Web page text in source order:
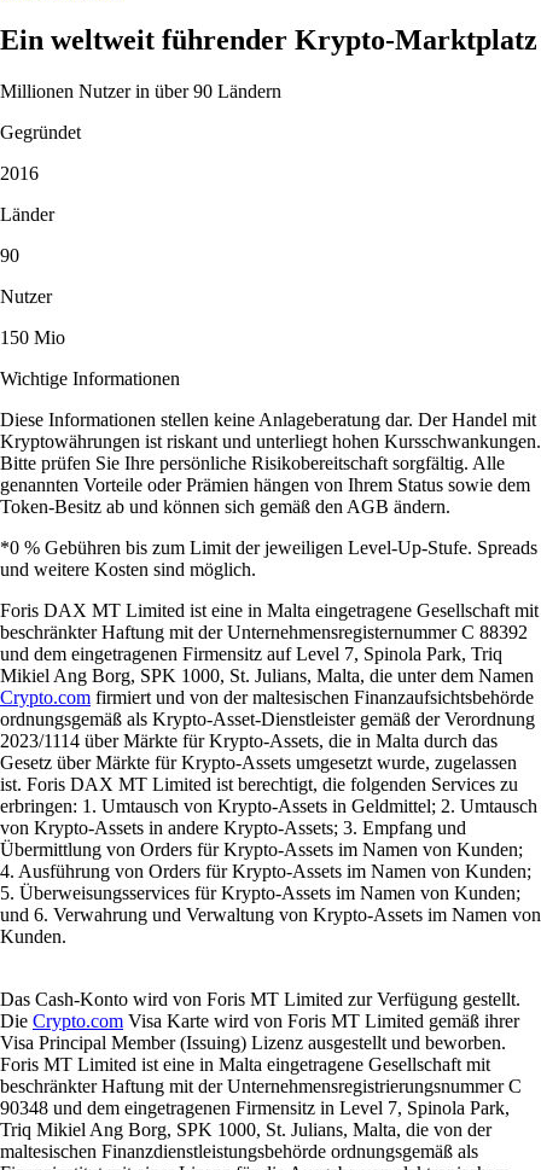
Ein weltweit führender Krypto-Marktplatz
Millionen Nutzer in über 90 Ländern
Gegründet
2016
Länder
90
Nutzer
150 Mio
Wichtige Informationen
Diese Informationen stellen keine Anlageberatung dar. Der Handel mit
Kryptowährungen ist riskant und unterliegt hohen Kursschwankungen.
Bitte prüfen Sie Ihre persönliche Risikobereitschaft sorgfältig. Alle
genannten Vorteile oder Prämien hängen von Ihrem Status sowie dem
Token-Besitz ab und können sich gemäß den AGB ändern.
*0 % Gebühren bis zum Limit der jeweiligen Level-Up-Stufe. Spreads
und weitere Kosten sind möglich.
Foris DAX MT Limited ist eine in Malta eingetragene Gesellschaft mit
beschränkter Haftung mit der Unternehmensregisternummer C 88392
und dem eingetragenen Firmensitz auf Level 7, Spinola Park, Triq
Mikiel Ang Borg, SPK 1000, St. Julians, Malta, die unter dem Namen
Crypto.com firmiert und von der maltesischen Finanzaufsichtsbehörde
ordnungsgemäß als Krypto-Asset-Dienstleister gemäß der Verordnung
2023/1114 über Märkte für Krypto-Assets, die in Malta durch das
Gesetz über Märkte für Krypto-Assets umgesetzt wurde, zugelassen
ist. Foris DAX MT Limited ist berechtigt, die folgenden Services zu
erbringen: 1. Umtausch von Krypto-Assets in Geldmittel; 2. Umtausch
von Krypto-Assets in andere Krypto-Assets; 3. Empfang und
Übermittlung von Orders für Krypto-Assets im Namen von Kunden;
4. Ausführung von Orders für Krypto-Assets im Namen von Kunden;
5. Überweisungsservices für Krypto-Assets im Namen von Kunden;
und 6. Verwahrung und Verwaltung von Krypto-Assets im Namen von
Kunden.
Das Cash-Konto wird von Foris MT Limited zur Verfügung gestellt.
Die Crypto.com Visa Karte wird von Foris MT Limited gemäß ihrer
Visa Principal Member (Issuing) Lizenz ausgestellt und beworben.
Foris MT Limited ist eine in Malta eingetragene Gesellschaft mit
beschränkter Haftung mit der Unternehmensregistrierungsnummer C
90348 und dem eingetragenen Firmensitz in Level 7, Spinola Park,
Triq Mikiel Ang Borg, SPK 1000, St. Julians, Malta, die von der
maltesischen Finanzdienstleistungsbehörde ordnungsgemäß als